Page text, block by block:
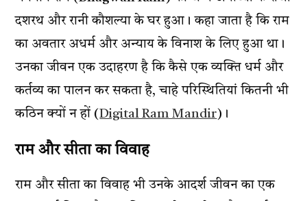
दशरथ और रानी कौशल्या के घर हुआ। कहा जाता है कि राम
का अवतार अधर्म और अन्याय के विनाश के लिए हुआ था।
उनका जीवन एक उदाहरण है कि कैसे एक व्यक्ति धर्म और
कर्तव्य का पालन कर सकता है, चाहे परिस्थितियां कितनी भी
कठिन क्यों न हों​ (Digital Ram Mandir)​।
राम और सीता का विवाह
राम और सीता का विवाह भी उनके आदर्श जीवन का एक